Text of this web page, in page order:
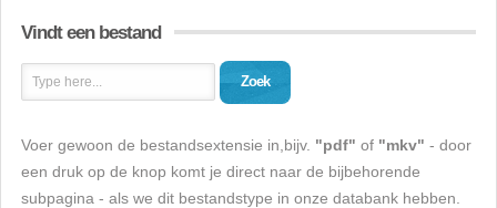
Vindt een bestand
Zoek
Voer gewoon de bestandsextensie in,bijv. "pdf" of "mkv" - door
een druk op de knop komt je direct naar de bijbehorende
subpagina - als we dit bestandstype in onze databank hebben.